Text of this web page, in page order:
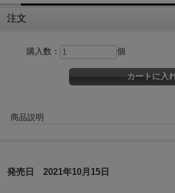
注文
購入数： 個
商品説明
発売日 2021年10月15日